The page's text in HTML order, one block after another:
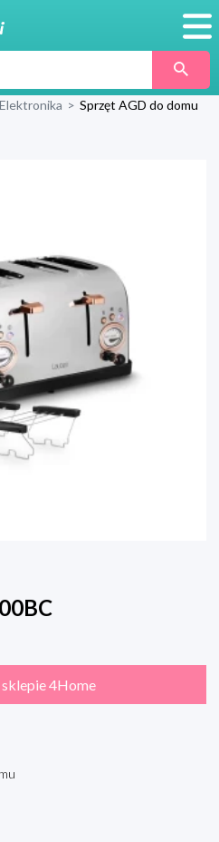
Elektronika > Sprzęt AGD do domu
4Home